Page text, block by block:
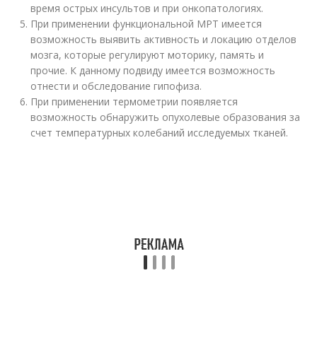
время острых инсультов и при онкопатологиях.
При применении функциональной МРТ имеется
возможность выявить активность и локацию отделов
мозга, которые регулируют моторику, память и
прочие. К данному подвиду имеется возможность
отнести и обследование гипофиза.
При применении термометрии появляется
возможность обнаружить опухолевые образования за
счет температурных колебаний исследуемых тканей.